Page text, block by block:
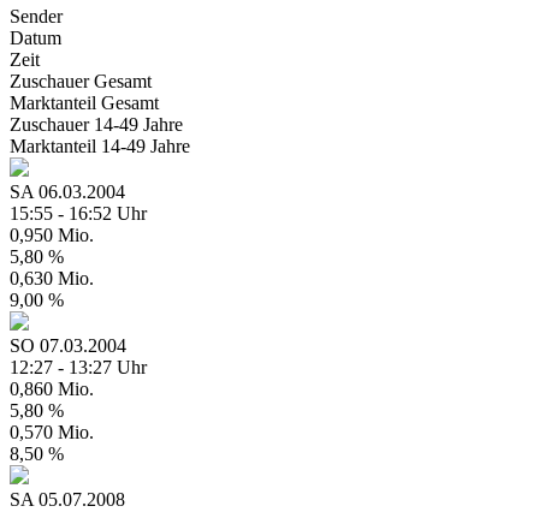
Sender
Datum
Zeit
ZuschauerGesamt
Marktanteil Gesamt
Zuschauer 14-49 Jahre
Marktanteil 14-49 Jahre
SA 06.03.2004
15:55 - 16:52 Uhr
0,950 Mio.
5,80 %
0,630 Mio.
9,00 %
SO 07.03.2004
12:27 - 13:27 Uhr
0,860 Mio.
5,80 %
0,570 Mio.
8,50 %
SA 05.07.2008